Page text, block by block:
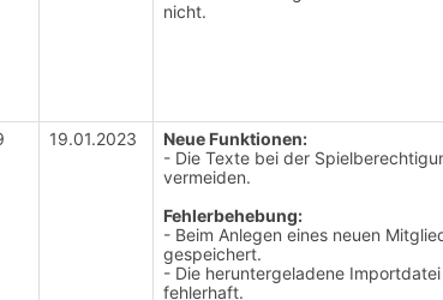
nicht.
19.01.2023
Neue Funktionen:
- Die Texte bei der
vermeiden.
Fehlerbehebung:
- Beim Anlegen eines neuen
gespeichert.
- Die heruntergeladene
fehlerhaft.